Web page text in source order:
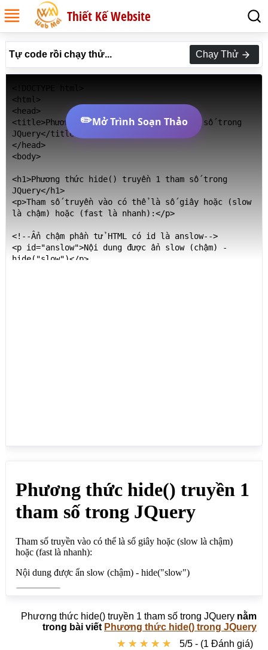
Thiết Kế Website
Tự code rồi chạy thử... Chạy Thử
<html>
<head>
<title>Phương thức hide() truyền 1 tham số trong
JQuery</title>
</head>
<body>
<h1>Phương thức hide() truyền 1 tham số trong
JQuery</h1>
<p>Tham số truyền vào có thể là số giây hoặc (slow
là chậm) hoặc (fast là nhanh):</p>
<!--Ẩn chậm phần tử HTML có id là anslow-->
<p id="anslow">Nội dung được ẩn slow (chậm) -
hide("slow")</p>
2.2.1.js"></script>
<script>
// Ẩn chậm phần tử HTML có id là anslow
$("#nutanslow").click(function(e) {
});
// Ẩn nhanh phần tử HTML có id là anfast
$("#nutanfast").click(function(e) {
  $("#anfast").hide("fast");
// Ẩn 1 giây phần tử HTML có id là antime
$("#nutantime").click(function(e) {
✏️Mở Trình Soạn Thảo
Phương thức hide() truyền 1 tham số trong JQuery nằm
trong bài viết Phương thức hide() trong JQuery
★ ★ ★ ★ ★
★ ★ ★ ★ ★ 5/5 - (1 Đánh giá)